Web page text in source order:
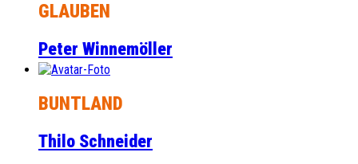
GLAUBEN
Peter Winnemöller
BUNTLAND
Thilo Schneider